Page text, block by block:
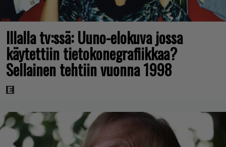
Illalla tv:ssä: Uuno-elokuva jossa
käytettiin tietokonegrafiikkaa?
Sellainen tehtiin vuonna 1998